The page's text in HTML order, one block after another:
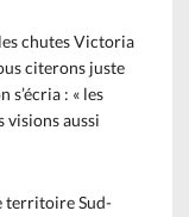
chutes Victoria
citerons juste
: « les
visions aussi
territoire Sud-